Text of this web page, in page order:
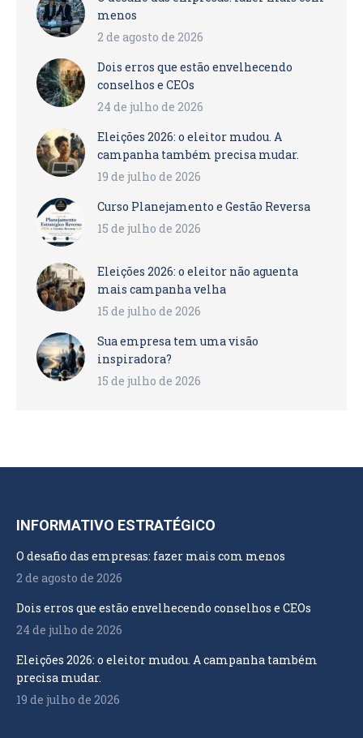
menos
2 de agosto de 2026
Dois erros que estão envelhecendo
conselhos e CEOs
24 de julho de 2026
Eleições 2026: o eleitor mudou. A
campanha também precisa mudar.
19 de julho de 2026
Curso Planejamento e Gestão Reversa
15 de julho de 2026
Eleições 2026: o eleitor não aguenta
mais campanha velha
15 de julho de 2026
Sua empresa tem uma visão
inspiradora?
15 de julho de 2026
INFORMATIVO ESTRATÉGICO
O desafio das empresas: fazer mais com menos
2 de agosto de 2026
Dois erros que estão envelhecendo conselhos e CEOs
24 de julho de 2026
Eleições 2026: o eleitor mudou. A campanha também
precisa mudar.
19 de julho de 2026